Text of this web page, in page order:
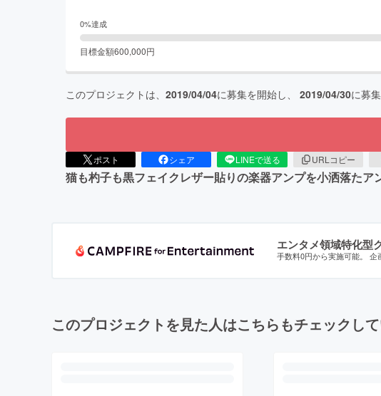
0%達成
目標金額600,000円
このプロジェクトは、 2019/04/04に募集を開始し、 2019/04/30に募
ポスト シェア LINEで送る URLコピー
猫も杓子も黒フェイクレザー貼りの楽器アンプを小洒落た
エンタメ領域特化型
手数料0円から実施可能。 企
このプロジェクトを見た人はこちらもチェックし